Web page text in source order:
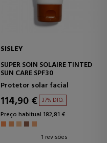
SISLEY
SUPER SOIN SOLAIRE TINTED
SUN CARE SPF30
Protetor solar facial
114,90 € 37% DTO.
Preço habitual 182,81 €
1 revisões